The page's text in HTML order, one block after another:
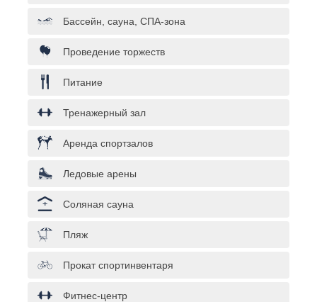
Бассейн, сауна, СПА-зона
Проведение торжеств
Питание
Тренажерный зал
Аренда спортзалов
Ледовые арены
Соляная сауна
Пляж
Прокат спортинвентаря
Фитнес-центр